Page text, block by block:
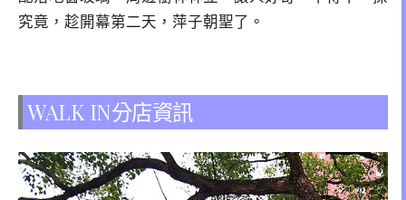
究竟，趁開幕第二天，萍子朝聖了。
WALK IN分店資訊